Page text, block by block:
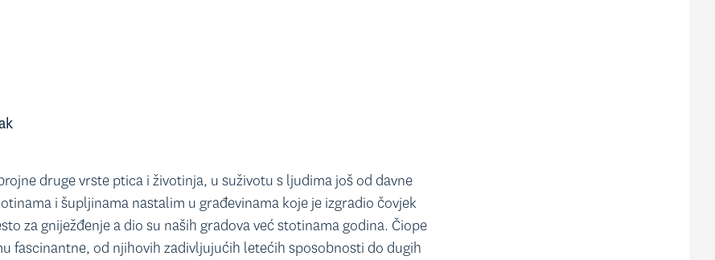
druge vrste ptica i životinja, u suživotu s ljudima još od davne
i šupljinama nastalim u građevinama koje je izgradio čovjek
za gniježđenje a dio su naših gradova već stotinama godina. Čiope
fascinantne, od njihovih zadivljujućih letećih sposobnosti do dugih